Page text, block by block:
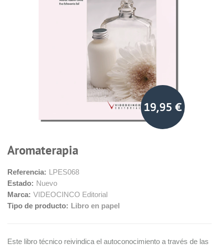
19,95 €
Aromaterapia
Referencia: LPES068
Estado: Nuevo
Marca: VIDEOCINCO Editorial
Tipo de producto: Libro en papel
Este libro técnico reivindica el autoconocimiento a través de las